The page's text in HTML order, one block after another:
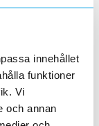
innehållet
funktioner
Vi
och annan
mellan
med
av TÜV.
solpaneler i